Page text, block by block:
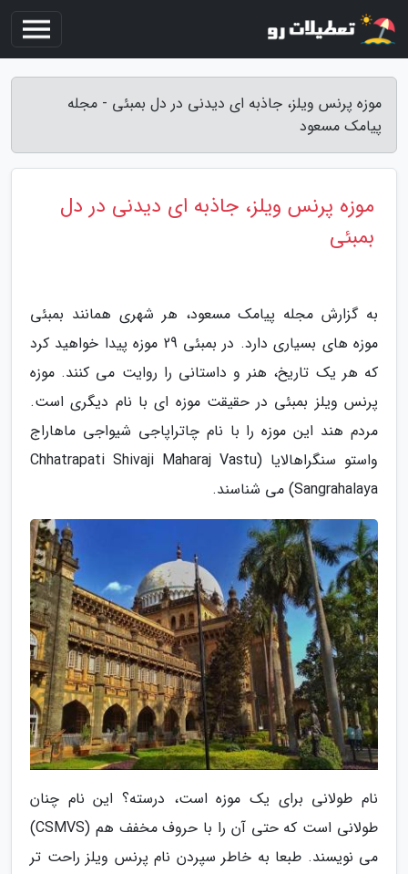
موزه پرنس ویلز، جاذبه ای دیدنی در دل بمبئی - مجله
پیامک مسعود
موزه پرنس ویلز، جاذبه ای دیدنی در دل
بمبئی
به گزارش مجله پیامک مسعود، هر شهری همانند بمبئی
موزه های بسیاری دارد. در بمبئی 29 موزه پیدا خواهید کرد
که هر یک تاریخ، هنر و داستانی را روایت می کنند. موزه
پرنس ویلز بمبئی در حقیقت موزه ای با نام دیگری است.
مردم هند این موزه را با نام چاتراپاجی شیواجی ماهاراج
واستو سنگراهالایا (Chhatrapati Shivaji Maharaj Vastu
Sangrahalaya) می شناسند.
نام طولانی برای یک موزه است، درسته؟ این نام چنان
طولانی است که حتی آن را با حروف مخفف هم (CSMVS)
می نویسند. طبعا به خاطر سپردن نام پرنس ویلز راحت تر